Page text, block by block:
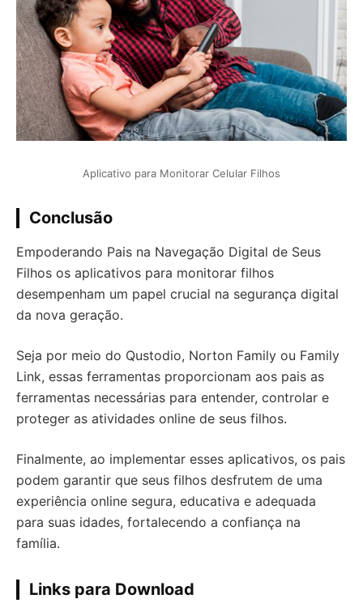
Aplicativo para Monitorar Celular Filhos
Conclusão
Empoderando Pais na Navegação Digital de Seus
Filhos os aplicativos para monitorar filhos
desempenham um papel crucial na segurança digital
da nova geração.
Seja por meio do Qustodio, Norton Family ou Family
Link, essas ferramentas proporcionam aos pais as
ferramentas necessárias para entender, controlar e
proteger as atividades online de seus filhos.
Finalmente, ao implementar esses aplicativos, os pais
podem garantir que seus filhos desfrutem de uma
experiência online segura, educativa e adequada
para suas idades, fortalecendo a confiança na
família.
Links para Download